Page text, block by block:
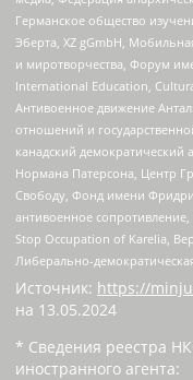
Германское общество
Эберта, XZ gGmbH,
и миротворчества, Форум
International Education,
Антивоенное движение
отношений и
канадский
Нормана Патерсона, Центр
Свободу, Фонд имени
антивоенное
Stop Occupation of Karelia,
Либерально-
Источник: https://
на 13.05.2024
* Сведения реестра
иностранного агента: